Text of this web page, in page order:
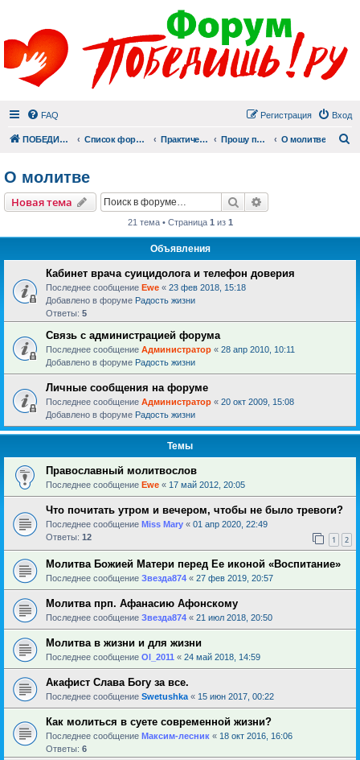
FAQ Вход
Регистрация
ПОБЕДИШЬ.РУ Список форумов Практический раздел Прошу помолиться О молитве
О молитве
Новая тема Поиск
21 тема • Страница 1 из 1
Объявления
Кабинет врача суицидолога и телефон доверия
Последнее сообщение Ewe « 23 фев 2018, 15:18
Добавлено в форуме Радость жизни
Ответы: 5
Связь с администрацией форума
Последнее сообщение Администратор « 28 апр 2010, 10:11
Добавлено в форуме Радость жизни
Личные сообщения на форуме
Последнее сообщение Администратор « 20 окт 2009, 15:08
Добавлено в форуме Радость жизни
Темы
Православный молитвослов
Последнее сообщение Ewe « 17 май 2012, 20:05
Что почитать утром и вечером, чтобы не было тревоги?
Последнее сообщение Miss Mary « 01 апр 2020, 22:49
Ответы: 12 1 2
Молитва Божией Матери перед Ее иконой «Воспитание»
Последнее сообщение Звезда874 « 27 фев 2019, 20:57
Молитва прп. Афанасию Афонскому
Последнее сообщение Звезда874 « 21 июл 2018, 20:50
Молитва в жизни и для жизни
Последнее сообщение Ol_2011 « 24 май 2018, 14:59
Акафист Слава Богу за все.
Последнее сообщение Swetushka « 15 июн 2017, 00:22
Как молиться в суете современной жизни?
Последнее сообщение Максим-лесник « 18 окт 2016, 16:06
Ответы: 6